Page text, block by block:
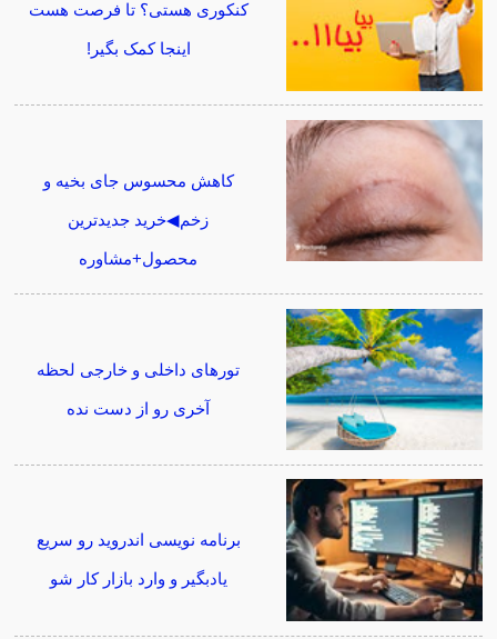
کنکوری هستی؟ تا فرصت هست
اینجا کمک بگیر!
کاهش محسوس جای بخیه و
زخم◀خرید جدیدترین
محصول+مشاوره
تورهای داخلی و خارجی لحظه
آخری رو از دست نده
برنامه نویسی اندروید رو سریع
یادبگیر و وارد بازار کار شو